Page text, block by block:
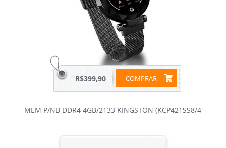
COMPRAR
R$399,90
MEM P/NB DDR4 4GB/2133 KINGSTON (KCP421SS8/4